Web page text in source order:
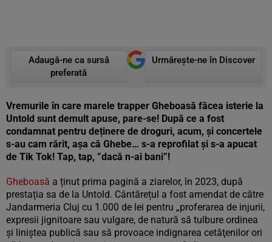
Adaugă-ne ca sursă
preferată
Urmărește-ne în Discover
Vremurile în care marele trapper Gheboasă făcea isterie la
Untold sunt demult apuse, pare-se! După ce a fost
condamnat pentru deținere de droguri, acum, și concertele
s-au cam rărit, așa că Ghebe… s-a reprofilat și s-a apucat
de Tik Tok! Tap, tap, ”dacă n-ai bani”!
Gheboasă a ținut prima pagină a ziarelor, în 2023, după
prestația sa de la Untold. Cântărețul a fost amendat de către
Jandarmeria Cluj cu 1.000 de lei pentru „proferarea de injurii,
expresii jignitoare sau vulgare, de natură să tulbure ordinea
şi liniştea publică sau să provoace indignarea cetăţenilor ori